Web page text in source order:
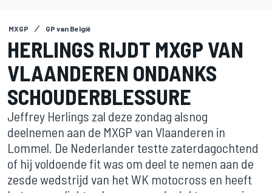
MXGP GP van België
HERLINGS RIJDT MXGP VAN
VLAANDEREN ONDANKS
SCHOUDERBLESSURE
Jeffrey Herlings zal deze zondag alsnog
deelnemen aan de MXGP van Vlaanderen in
Lommel. De Nederlander testte zaterdagochtend
of hij voldoende fit was om deel te nemen aan de
zesde wedstrijd van het WK motocross en heeft